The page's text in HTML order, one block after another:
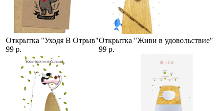
Открытка "Уходя В Отрыв"
99 р.
Открытка "Живи в удовольствие"
99 р.